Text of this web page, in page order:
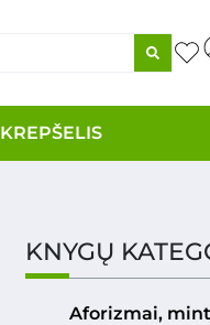
KREPŠELIS
KNYGŲ
Aforizmai,